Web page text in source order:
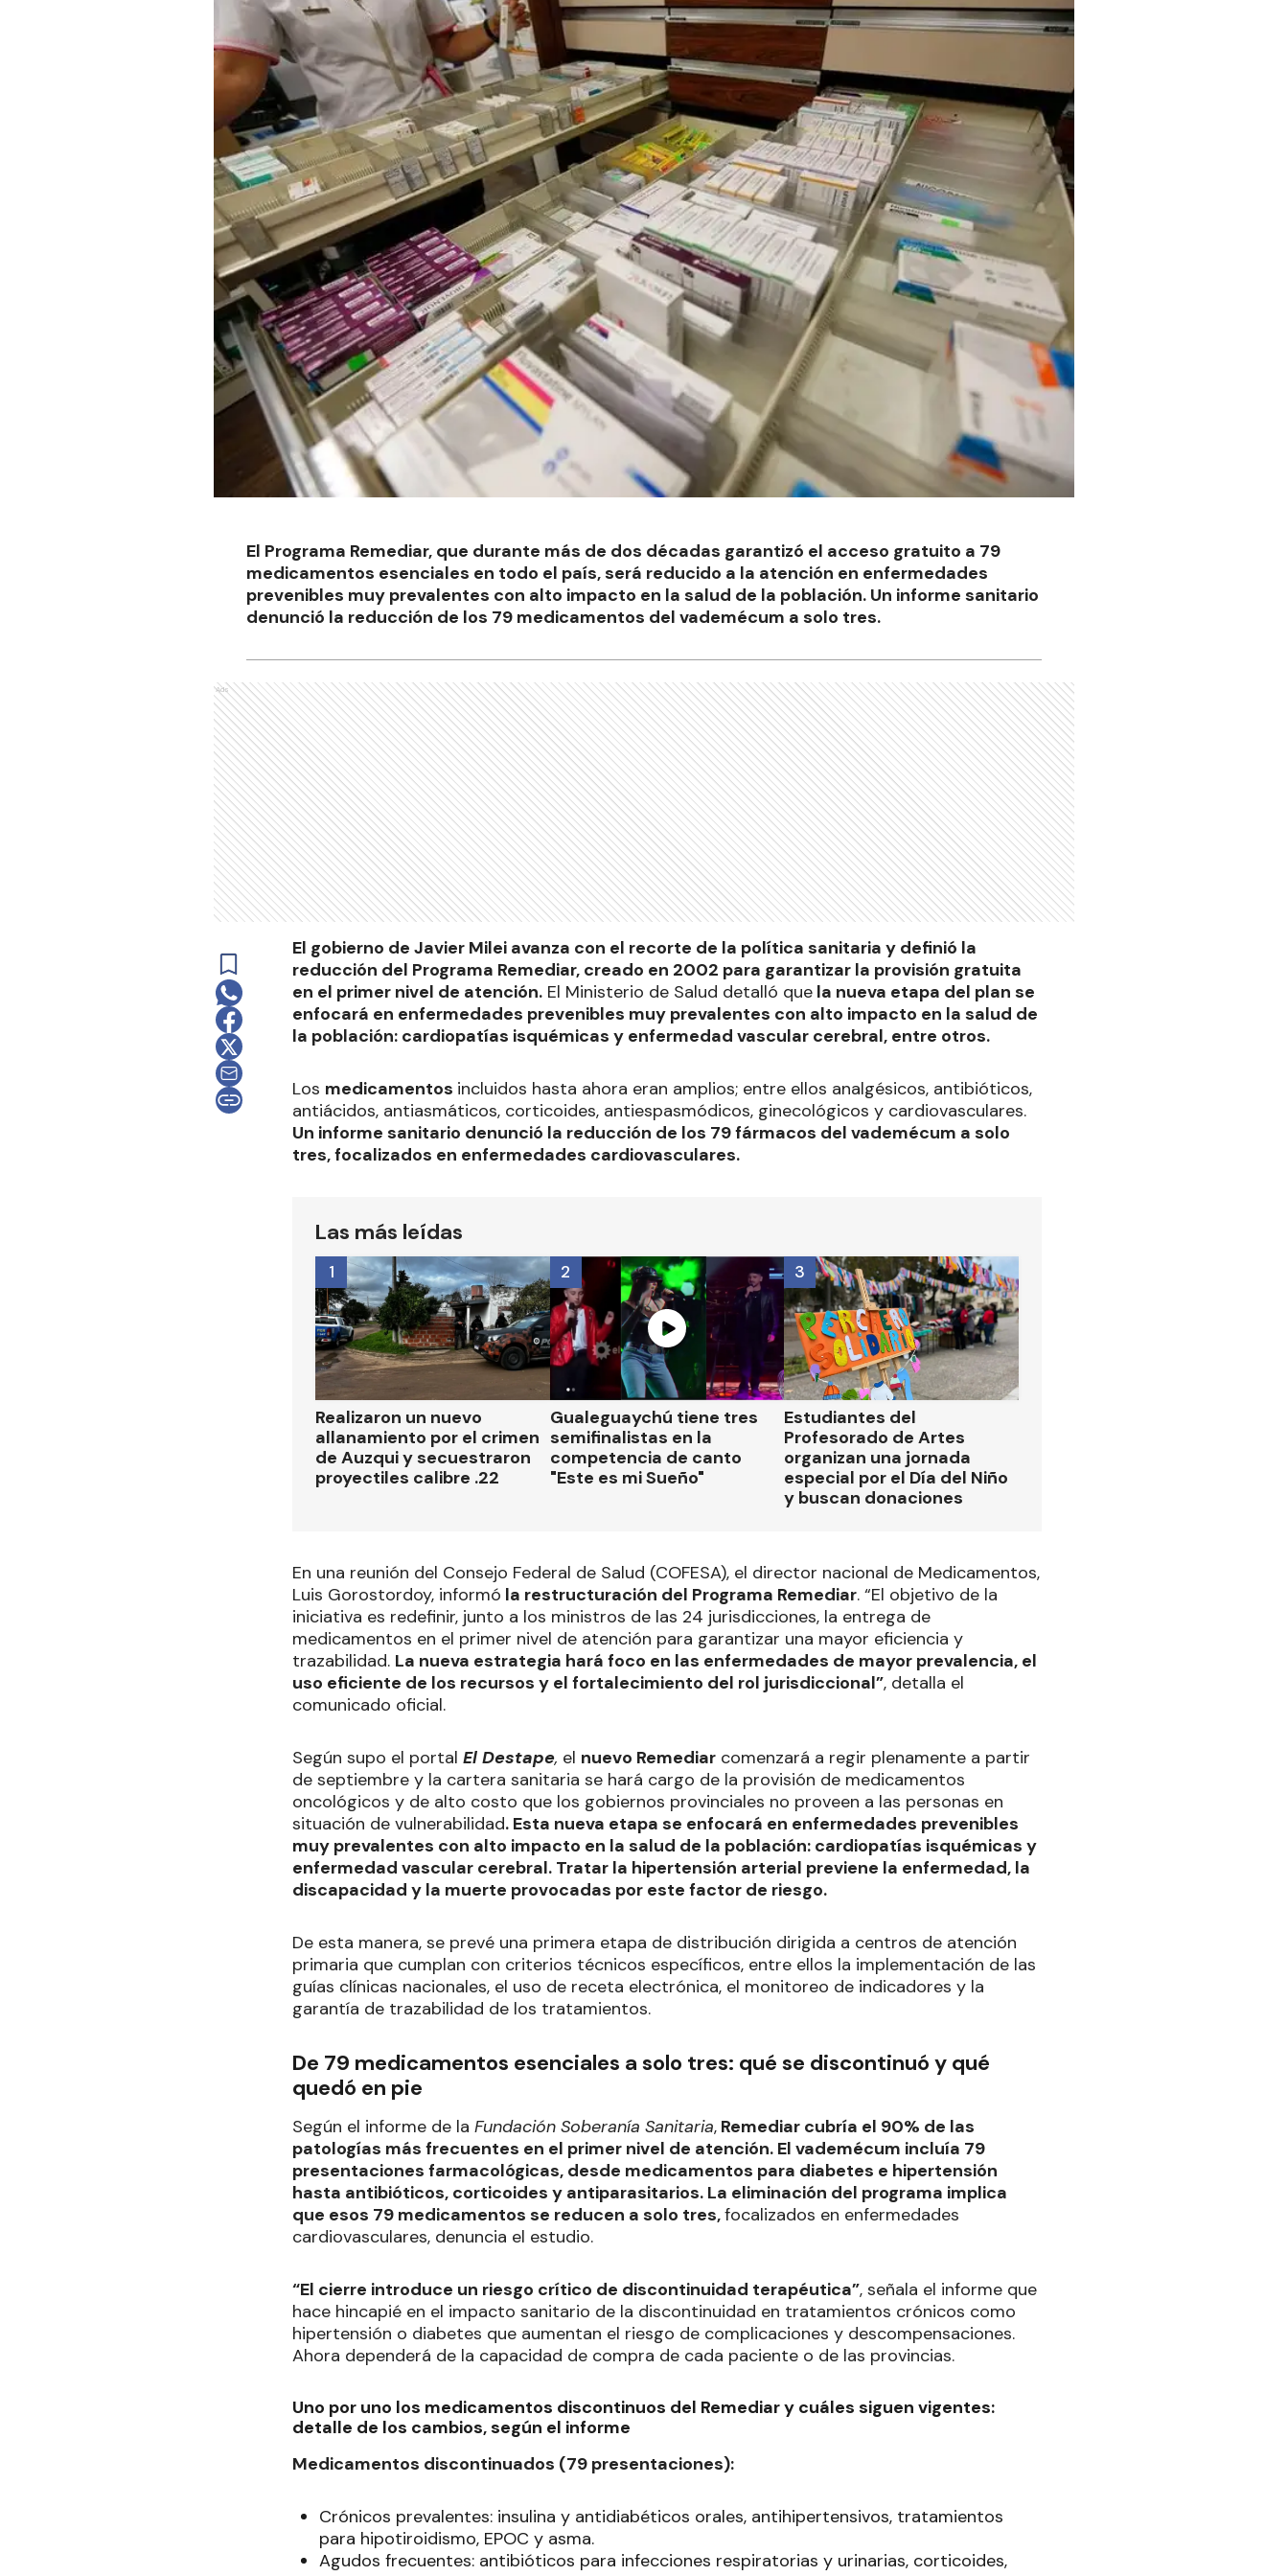
El Programa Remediar, que durante más de dos décadas garantizó el acceso gratuito a 79
medicamentos esenciales en todo el país, será reducido a la atención en enfermedades
prevenibles muy prevalentes con alto impacto en la salud de la población. Un informe sanitario
denunció la reducción de los 79 medicamentos del vademécum a solo tres.
Ads
El gobierno de Javier Milei avanza con el recorte de la política sanitaria y definió la
reducción del Programa Remediar, creado en 2002 para garantizar la provisión gratuita
en el primer nivel de atención. El Ministerio de Salud detalló que la nueva etapa del plan se
enfocará en enfermedades prevenibles muy prevalentes con alto impacto en la salud de
la población: cardiopatías isquémicas y enfermedad vascular cerebral, entre otros.
Los medicamentos incluidos hasta ahora eran amplios; entre ellos analgésicos, antibióticos,
antiácidos, antiasmáticos, corticoides, antiespasmódicos, ginecológicos y cardiovasculares.
Un informe sanitario denunció la reducción de los 79 fármacos del vademécum a solo
tres, focalizados en enfermedades cardiovasculares.
Las más leídas
Realizaron un nuevo
allanamiento por el crimen
de Auzqui y secuestraron
proyectiles calibre .22
1
Gualeguaychú tiene tres
semifinalistas en la
competencia de canto
"Este es mi Sueño"
2
Estudiantes del
Profesorado de Artes
organizan una jornada
especial por el Día del Niño
y buscan donaciones
3
En una reunión del Consejo Federal de Salud (COFESA), el director nacional de Medicamentos,
Luis Gorostordoy, informó la restructuración del Programa Remediar. “El objetivo de la
iniciativa es redefinir, junto a los ministros de las 24 jurisdicciones, la entrega de
medicamentos en el primer nivel de atención para garantizar una mayor eficiencia y
trazabilidad. La nueva estrategia hará foco en las enfermedades de mayor prevalencia, el
uso eficiente de los recursos y el fortalecimiento del rol jurisdiccional”, detalla el
comunicado oficial.
Según supo el portal El Destape, el nuevo Remediar comenzará a regir plenamente a partir
de septiembre y la cartera sanitaria se hará cargo de la provisión de medicamentos
oncológicos y de alto costo que los gobiernos provinciales no proveen a las personas en
situación de vulnerabilidad. Esta nueva etapa se enfocará en enfermedades prevenibles
muy prevalentes con alto impacto en la salud de la población: cardiopatías isquémicas y
enfermedad vascular cerebral. Tratar la hipertensión arterial previene la enfermedad, la
discapacidad y la muerte provocadas por este factor de riesgo.
De esta manera, se prevé una primera etapa de distribución dirigida a centros de atención
primaria que cumplan con criterios técnicos específicos, entre ellos la implementación de las
guías clínicas nacionales, el uso de receta electrónica, el monitoreo de indicadores y la
garantía de trazabilidad de los tratamientos.
De 79 medicamentos esenciales a solo tres: qué se discontinuó y qué
quedó en pie
Según el informe de la Fundación Soberanía Sanitaria, Remediar cubría el 90% de las
patologías más frecuentes en el primer nivel de atención. El vademécum incluía 79
presentaciones farmacológicas, desde medicamentos para diabetes e hipertensión
hasta antibióticos, corticoides y antiparasitarios. La eliminación del programa implica
que esos 79 medicamentos se reducen a solo tres,focalizados en enfermedades
cardiovasculares, denuncia el estudio.
“El cierre introduce un riesgo crítico de discontinuidad terapéutica”, señala el informe que
hace hincapié en el impacto sanitario de la discontinuidad en tratamientos crónicos como
hipertensión o diabetes que aumentan el riesgo de complicaciones y descompensaciones.
Ahora dependerá de la capacidad de compra de cada paciente o de las provincias.
Uno por uno los medicamentos discontinuos del Remediar y cuáles siguen vigentes:
detalle de los cambios, según el informe
Medicamentos discontinuados (79 presentaciones):
Crónicos prevalentes: insulina y antidiabéticos orales, antihipertensivos, tratamientos
para hipotiroidismo, EPOC y asma.
Agudos frecuentes: antibióticos para infecciones respiratorias y urinarias, corticoides,